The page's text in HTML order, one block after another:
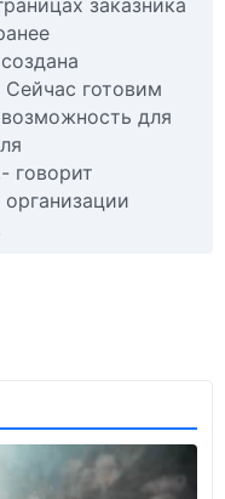
Сейчас готовим
для
говорит